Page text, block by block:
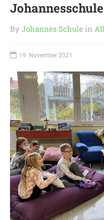
By Johannes Schule in
19. November 2021